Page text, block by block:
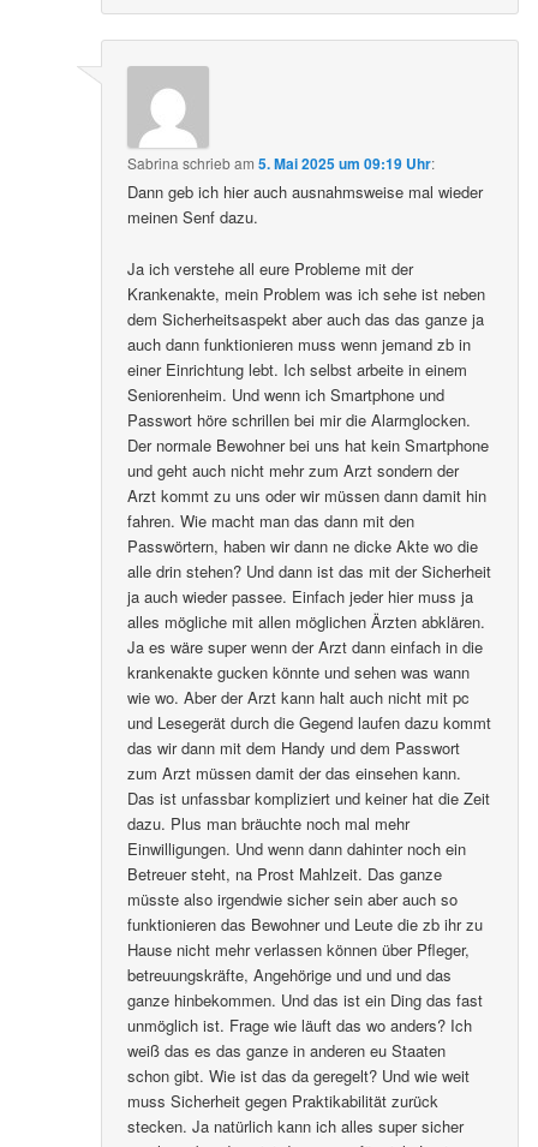
Sabrinaschriebam5. Mai 2025 um 09:19 Uhr:
Dann geb ich hier auch ausnahmsweise mal wieder
meinen Senf dazu.
Ja ich verstehe all eure Probleme mit der
Krankenakte, mein Problem was ich sehe ist neben
dem Sicherheitsaspekt aber auch das das ganze ja
auch dann funktionieren muss wenn jemand zb in
einer Einrichtung lebt. Ich selbst arbeite in einem
Seniorenheim. Und wenn ich Smartphone und
Passwort höre schrillen bei mir die Alarmglocken.
Der normale Bewohner bei uns hat kein Smartphone
und geht auch nicht mehr zum Arzt sondern der
Arzt kommt zu uns oder wir müssen dann damit hin
fahren. Wie macht man das dann mit den
Passwörtern, haben wir dann ne dicke Akte wo die
alle drin stehen? Und dann ist das mit der Sicherheit
ja auch wieder passee. Einfach jeder hier muss ja
alles mögliche mit allen möglichen Ärzten abklären.
Ja es wäre super wenn der Arzt dann einfach in die
krankenakte gucken könnte und sehen was wann
wie wo. Aber der Arzt kann halt auch nicht mit pc
und Lesegerät durch die Gegend laufen dazu kommt
das wir dann mit dem Handy und dem Passwort
zum Arzt müssen damit der das einsehen kann.
Das ist unfassbar kompliziert und keiner hat die Zeit
dazu. Plus man bräuchte noch mal mehr
Einwilligungen. Und wenn dann dahinter noch ein
Betreuer steht, na Prost Mahlzeit. Das ganze
müsste also irgendwie sicher sein aber auch so
funktionieren das Bewohner und Leute die zb ihr zu
Hause nicht mehr verlassen können über Pfleger,
betreuungskräfte, Angehörige und und und das
ganze hinbekommen. Und das ist ein Ding das fast
unmöglich ist. Frage wie läuft das wo anders? Ich
weiß das es das ganze in anderen eu Staaten
schon gibt. Wie ist das da geregelt? Und wie weit
muss Sicherheit gegen Praktikabilität zurück
stecken. Ja natürlich kann ich alles super sicher